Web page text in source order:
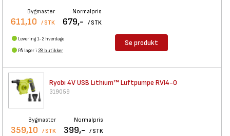
Bygmaster
611,10 / STK
Normalpris
679,- / STK
Levering 1-2 hverdage
På lager i 28 butikker
Se produkt
Ryobi 4V USB Lithium™ Luftpumpe RVI4-0
319059
Bygmaster
359,10 / STK
Normalpris
399,- / STK